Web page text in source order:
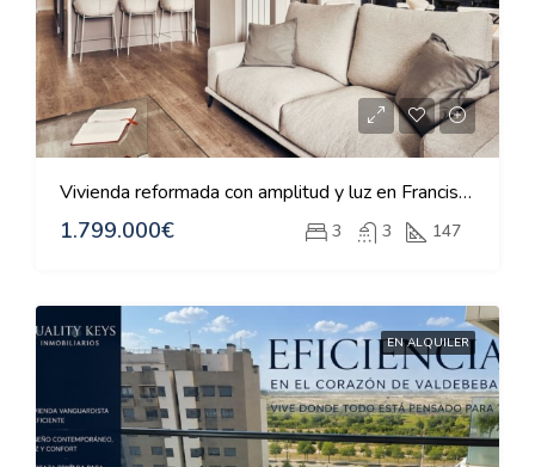
Vivienda reformada con amplitud y luz en Francisco Silvela
1.799.000€ 3 3 147
EN ALQUILER